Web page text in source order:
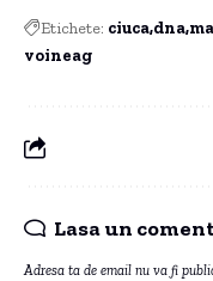
Etichete: ciuca dna
voineag
Lasa un
Adresa ta de email nu va fi